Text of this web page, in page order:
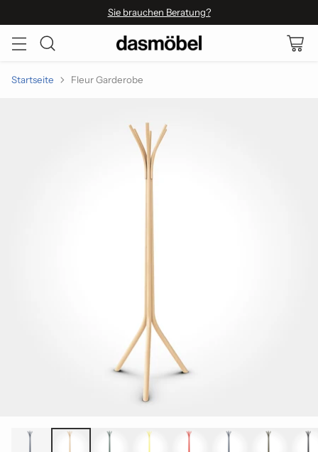
Sie brauchen Beratung?
Startseite Fleur Garderobe